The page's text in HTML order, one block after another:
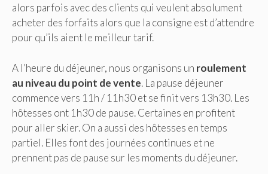
alors parfois avec des clients qui veulent absolument
acheter des forfaits alors que la consigne est d’attendre
pour qu’ils aient le meilleur tarif.
A l’heure du déjeuner, nous organisons un roulement
au niveau du point de vente. La pause déjeuner
commence vers 11h / 11h30 et se finit vers 13h30. Les
hôtesses ont 1h30 de pause. Certaines en profitent
pour aller skier. On a aussi des hôtesses en temps
partiel. Elles font des journées continues et ne
prennent pas de pause sur les moments du déjeuner.